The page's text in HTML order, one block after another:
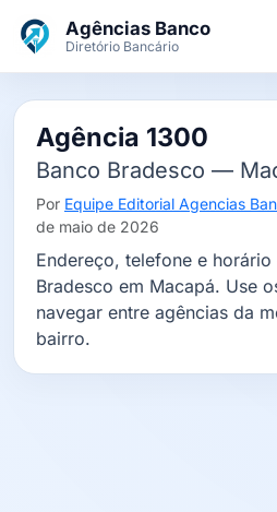
Agências Banco
Diretório Bancário
Agência 1300
Banco Bradesco —
Por Equipe Editorial Agencias
de maio de 2026
Endereço, telefone e
Bradesco em Macapá. Use
navegar entre agências da
bairro.